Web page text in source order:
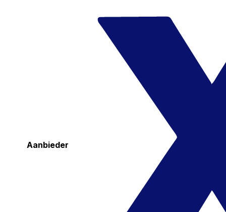
Aanbieder